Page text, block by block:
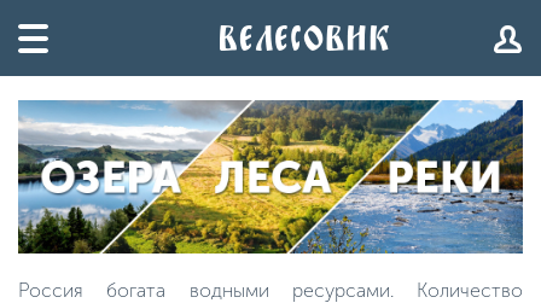
Россия богата водными ресурсами. Количество